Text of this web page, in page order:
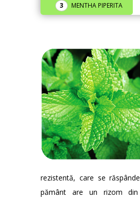
MENTHA PIPERITA
rezistentă, care se
pământ are un rizom din